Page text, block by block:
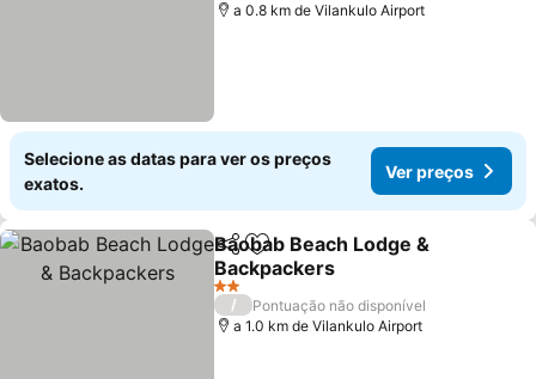
a 0.8 km de Vilankulo Airport
Selecione as datas para ver os preços
exatos.
Ver preços
PartilharAdicionar aos favoritos
Baobab Beach Lodge &
Backpackers
2 Estrelas
/
Pontuação não disponível
a 1.0 km de Vilankulo Airport